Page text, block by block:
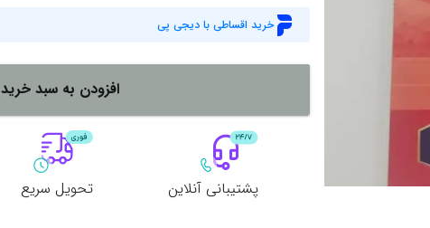
خرید اقساطی با دیجی پی
افزودن به سبد خرید
پشتیبانی آنلاین تحویل سریع